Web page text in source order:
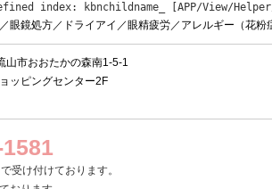
index: kbnchildname_ [APP/View/
眼鏡処方／ドライアイ／眼精疲労／アレルギー（花
山市おおたかの森南1-5-1
ッピングセンター2F
受け付けております。